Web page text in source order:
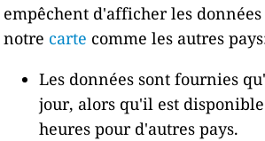
empêchent d'afficher les
notre carte comme les autres
Les données sont fournies
jour, alors qu'il est
heures pour d'autres pays.